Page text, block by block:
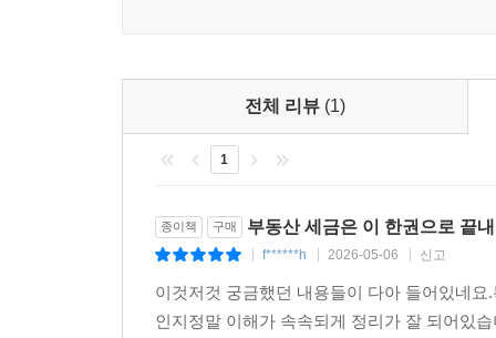
소득세법상 임대주택 세제혜택은?
임대주택 양도세 중과배제 4가지 요건
07 임대주택 양도세 중과배제, 자주 하는 6가지 질
단기임대주택 등록했는데(2018년 3월 31일 이전),
자동말소 후 임대주택 요건 계속 지켜야 하나?
단기 임대주택과 장기임대주택 중 아파트를 자진
전체 리뷰 (1)
1
종이책 구매 부동산 세금은 이 한권으로 끝
f******h 2026-05-06 신고
이것저것 궁금했던 내용들이 다아 들어있네
인지정말 이해가 속속되게 정리가 잘 되어있